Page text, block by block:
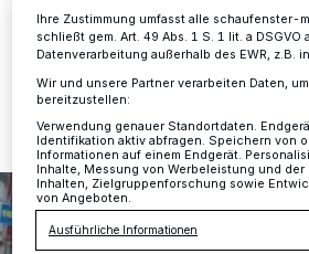
Ihre Zustimmung umfasst alle schaufenster-
schließt gem. Art. 49 Abs. 1 S. 1 lit. a DSGVO
Datenverarbeitung außerhalb des EWR, z.B.
Wir und unsere Partner verarbeiten Daten,
bereitzustellen:
Verwendung genauer Standortdaten.
Identifikation aktiv abfragen. Speichern von
Informationen auf einem Endgerät.
Inhalte, Messung von Werbeleistung und der
Inhalten, Zielgruppenforschung sowie
von Angeboten.
Ausführliche Informationen